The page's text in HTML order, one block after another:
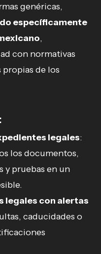
genéricas,
específicamente
,
con normativas
propias de los
legales:
los documentos,
y pruebas en un
legales con alertas
caducidades o